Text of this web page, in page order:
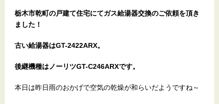
栃木市乾町の戸建て住宅にてガス給湯器交換のご依頼を頂き
ました！
古い給湯器はGT-2422ARX。
後継機種はノーリツGT-C246ARXです。
本日は昨日雨のおかげで空気の乾燥が和らいだようですね～